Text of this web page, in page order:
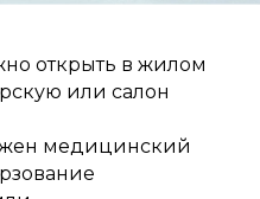
открыть в жилом
или салон
медицинский